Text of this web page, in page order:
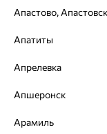
серебро,
88 984
Апатиты
Апрелевка
Апшеронск
Арамиль